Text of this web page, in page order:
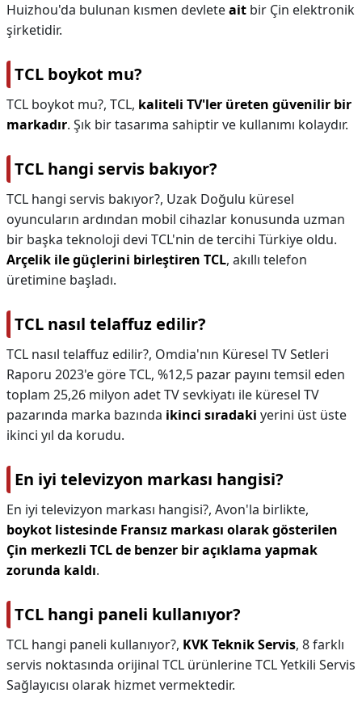
Huizhou'da bulunan kısmen devleteait bir Çin elektronik
şirketidir.
TCL boykot mu?
TCL boykot mu?, TCL, kaliteli TV'ler üreten güvenilir bir
markadır. Şık bir tasarıma sahiptir ve kullanımı kolaydır.
TCL hangi servis bakıyor?
TCL hangi servis bakıyor?, Uzak Doğulu küresel
oyuncuların ardından mobil cihazlar konusunda uzman
bir başka teknoloji devi TCL'nin de tercihi Türkiye oldu.
Arçelik ile güçlerini birleştiren TCL, akıllı telefon
üretimine başladı.
TCL nasıl telaffuz edilir?
TCL nasıl telaffuz edilir?, Omdia'nın Küresel TV Setleri
Raporu 2023'e göre TCL, %12,5 pazar payını temsil eden
toplam 25,26 milyon adet TV sevkiyatı ile küresel TV
pazarında marka bazında ikinci sıradaki yerini üst üste
ikinci yıl da korudu.
En iyi televizyon markası hangisi?
En iyi televizyon markası hangisi?, Avon'la birlikte,
boykot listesinde Fransız markası olarak gösterilen
Çin merkezli TCL de benzer bir açıklama yapmak
zorunda kaldı.
TCL hangi paneli kullanıyor?
TCL hangi paneli kullanıyor?, KVK Teknik Servis, 8 farklı
servis noktasında orijinal TCL ürünlerine TCL Yetkili Servis
Sağlayıcısı olarak hizmet vermektedir.